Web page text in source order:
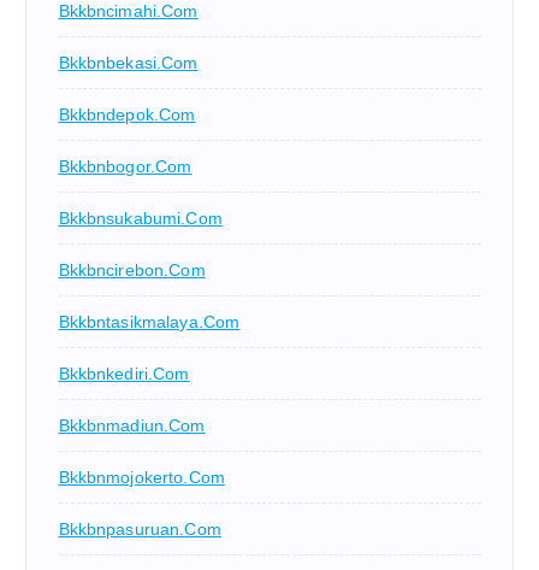
Bkkbncimahi.com
Bkkbnbekasi.com
Bkkbndepok.com
Bkkbnbogor.com
Bkkbnsukabumi.com
Bkkbncirebon.com
Bkkbntasikmalaya.com
Bkkbnkediri.com
Bkkbnmadiun.com
Bkkbnmojokerto.com
Bkkbnpasuruan.com